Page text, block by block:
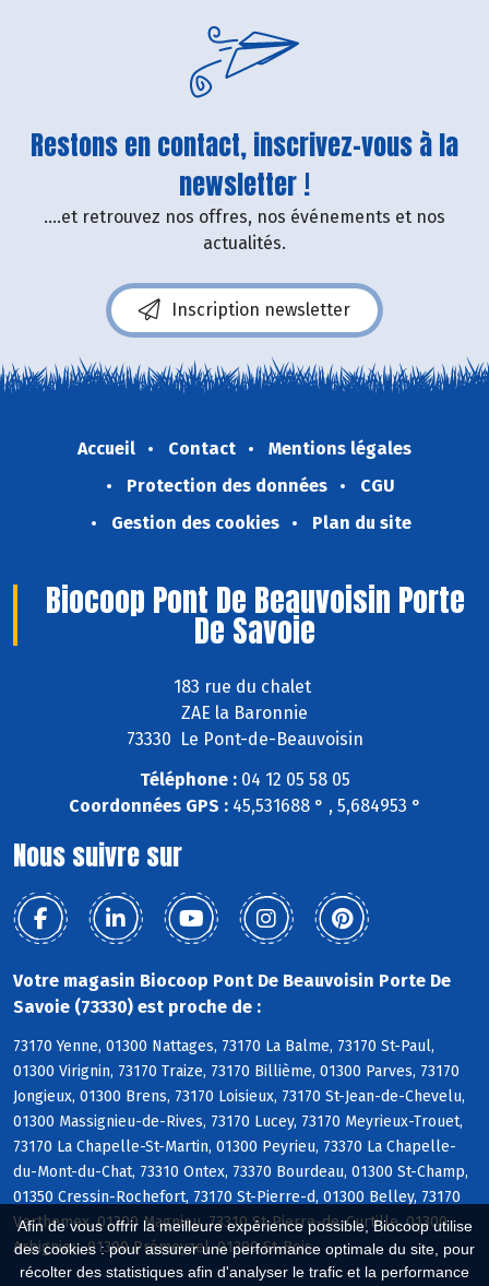
Afin de vous offrir la meilleure expérience possible, Biocoop utilise
des cookies : pour assurer une performance optimale du site, pour
récolter des statistiques afin d'analyser le trafic et la performance
Restons en contact, inscrivez-vous à la
newsletter !
....et retrouvez nos offres, nos événements et nos
actualités.
Inscription newsletter
Accueil Contact
Mentions légales
Protection des données
CGU
Gestion des cookies
Plan du site
Biocoop Pont De Beauvoisin Porte
De Savoie
183 rue du chalet
ZAE la Baronnie
73330 Le Pont-de-Beauvoisin
Téléphone :04 12 05 58 05
Coordonnées GPS :45,531688 ° , 5,684953 °
Nous suivre sur
Votre magasin Biocoop Pont De Beauvoisin Porte De
Savoie (73330) est proche de :
73170 Yenne, 01300 Nattages, 73170 La Balme, 73170 St-Paul,
01300 Virignin, 73170 Traize, 73170 Billième, 01300 Parves, 73170
Jongieux, 01300 Brens, 73170 Loisieux, 73170 St-Jean-de-Chevelu,
01300 Massignieu-de-Rives, 73170 Lucey, 73170 Meyrieux-Trouet,
73170 La Chapelle-St-Martin, 01300 Peyrieu, 73370 La Chapelle-
du-Mont-du-Chat, 73310 Ontex, 73370 Bourdeau, 01300 St-Champ,
01350 Cressin-Rochefort, 73170 St-Pierre-d, 01300 Belley, 73170
Verthemex, 01300 Magnieu, 73310 St-Pierre-de-Curtille, 01300
Arbignieu, 01300 Prémeyzel, 01300 St-Bois